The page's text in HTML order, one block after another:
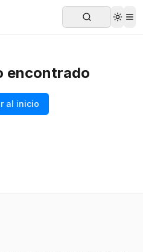
encontrado
al inicio